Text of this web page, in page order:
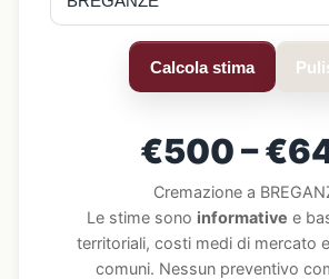
Calcola stima
€500 –
Cremazione a
Le stime sono informative e
territoriali, costi medi di mercato
comuni. Nessun preventivo